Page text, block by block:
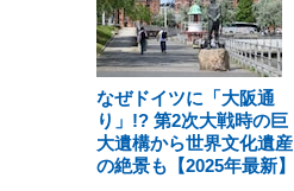
なぜドイツに「大阪通
り」!? 第2次大戦時の巨
大遺構から世界文化遺産
の絶景も【2025年最新】